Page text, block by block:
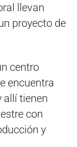
llevan
proyecto de
centro
encuentra
allí tienen
con
y